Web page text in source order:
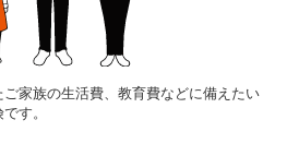
家族の生活費、教育費などに備えたい
す。